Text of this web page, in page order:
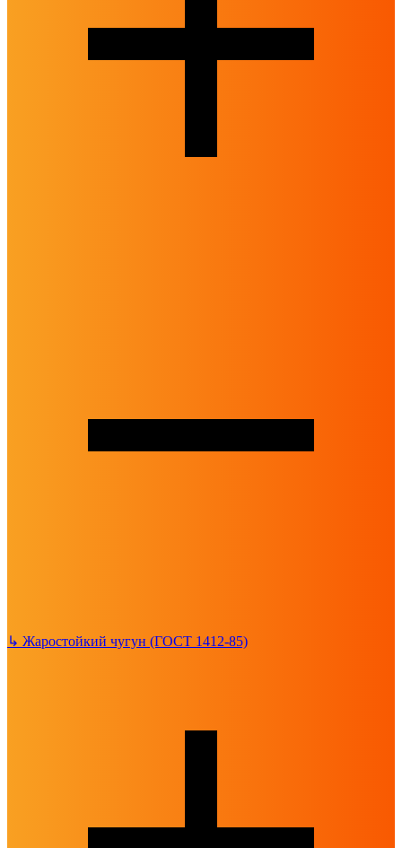
↳ Жаростойкий чугун (ГОСТ 1412-85)